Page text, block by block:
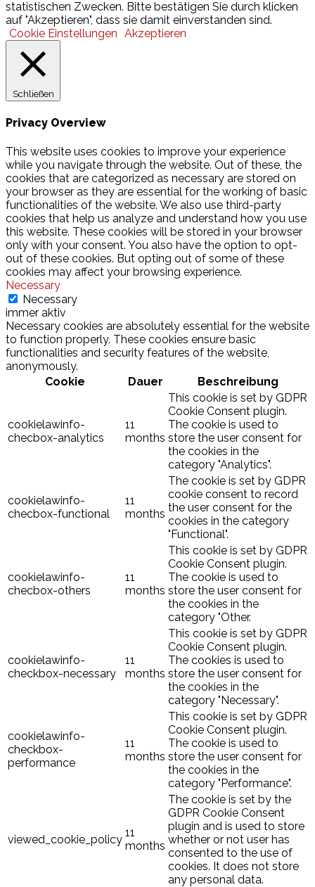
statistischen Zwecken. Bitte bestätigen Sie durch klicken
auf "Akzeptieren", dass sie damit einverstanden sind.
Cookie Einstellungen Akzeptieren
Schließen
Privacy Overview
This website uses cookies to improve your experience
while you navigate through the website. Out of these, the
cookies that are categorized as necessary are stored on
your browser as they are essential for the working of basic
functionalities of the website. We also use third-party
cookies that help us analyze and understand how you use
this website. These cookies will be stored in your browser
only with your consent. You also have the option to opt-
out of these cookies. But opting out of some of these
cookies may affect your browsing experience.
Necessary
Necessary
immer aktiv
Necessary cookies are absolutely essential for the website
to function properly. These cookies ensure basic
functionalities and security features of the website,
anonymously.
Cookie
Dauer Beschreibung
cookielawinfo-
checbox-analytics
11
months
This cookie is set by GDPR
Cookie Consent plugin.
The cookie is used to
store the user consent for
the cookies in the
category "Analytics".
cookielawinfo-
checbox-functional
11
months
The cookie is set by GDPR
cookie consent to record
the user consent for the
cookies in the category
"Functional".
cookielawinfo-
checbox-others
11
months
This cookie is set by GDPR
Cookie Consent plugin.
The cookie is used to
store the user consent for
the cookies in the
category "Other.
cookielawinfo-
checkbox-necessary
11
months
This cookie is set by GDPR
Cookie Consent plugin.
The cookies is used to
store the user consent for
the cookies in the
category "Necessary".
cookielawinfo-
checkbox-
performance
11
months
This cookie is set by GDPR
Cookie Consent plugin.
The cookie is used to
store the user consent for
the cookies in the
category "Performance".
viewed_cookie_policy
11
months
The cookie is set by the
GDPR Cookie Consent
plugin and is used to store
whether or not user has
consented to the use of
cookies. It does not store
any personal data.